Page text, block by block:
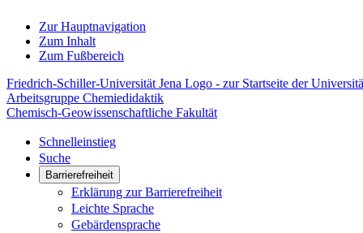
Zur Hauptnavigation
Zum Inhalt
Zum Fußbereich
Friedrich-Schiller-Universität Jena Logo - zur Startseite der
Arbeitsgruppe Chemiedidaktik
Chemisch-Geowissenschaftliche Fakultät
Schnelleinstieg
Suche
Barrierefreiheit
Erklärung zur Barrierefreiheit
Leichte Sprache
Gebärdensprache